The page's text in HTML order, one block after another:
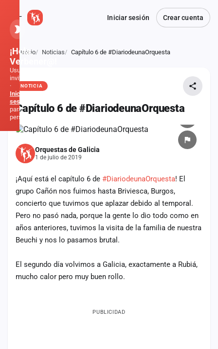
Iniciar sesión Crear cuenta
Atrás
Inicio Noticias Capítulo 6 de #DiariodeunaOrquesta
NOTICIA
Capítulo 6 de #DiariodeunaOrquesta
Orquestas de Galicia
1 de julio de 2019
¡Aquí está el capítulo 6 de #DiariodeunaOrquesta! El
grupo Cañón nos fuimos hasta Briviesca, Burgos,
concierto que tuvimos que aplazar debido al temporal.
Pero no pasó nada, porque la gente lo dio todo como en
años anteriores, tuvimos la visita de la familia de nuestra
Beuchi y nos lo pasamos brutal.
El segundo día volvimos a Galicia, exactamente a Rubiá,
mucho calor pero muy buen rollo.
PUBLICIDAD
¡Hola,
Verbener@!
Usuario
invitado
·
Inicia
sesión
para
personalizar
Inicio
Formaciones
Fiestas
de
Componentes